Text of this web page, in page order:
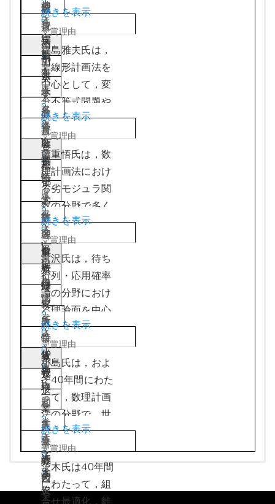
に多岐に渡ると
ともに，様々な
教科書を執筆し
ており，最適化
を中心とするOR
的手法の他分野
へ拡大に関して
多大な貢献を果
たした．日本オ
ペレーション
ズ・リサーチ学
会においては，
副会長，編集理
事，関西支部長
等を歴任し，文
献賞，事例研究
賞，業績賞を受
賞している．
授
・
京
都
大
学
名
誉
教
授
著書を通じて，
数理工学の教
育・普及に多大
な貢献をしてき
た．特に離散凸
解析という分野
を創始し，最近
の25年間に渡っ
て主導的な立場
で研究を進めて
いる．
室田一雄氏は，
2014年に第15回
業績賞を受賞し
ており，数理工
学の様々な分野
で顕著な業績を
挙げてきたこと
が高く評価され
ている．2014年
から2年間は副
会長を務めるな
ど，日本オペレ
ーションズ・リ
サーチ学会の発
展にも寄与して
いる．また，東
京大学，京都大
学，筑波大学，
理
シ
ス
テ
ム
（株）NTTデー
タ数理システ
ム）を設立し，
数理科学とコン
ピュータサイエ
ンスを活用して
さまざまな現実
問題を解決する
日本有数の技術
力をもった企業
に育て上げた．
その一方で，研
究者として非線
形最適化と数理
モデリングの研
究を行い，その
研究成果を国際
学術誌に論文と
して発表すると
ともに，数理計
画法ソフトウェ
アNUOPT（現
Numerical
Optimizer）を
通じて社会に還
元してきた．
これらの業績に
より，山下氏
は，2004年に
教
授
を適用する，OR
本来の実用研究
を実践してき
た．現実のデー
タに基づく精緻
なモデル化を行
い，ORの高度な
手法を駆使して
解決策を導き社
会へフィードバ
ックするとい
う，氏の一貫し
た研究スタイル
により，田園都
市線の遅れの原
因の究明，東日
本大震災地域に
おけるバス時刻
表の提案，東京
オリンピック観
戦客輸送の混雑
分析など，意義
のある事例研究
を数多く発表
し，ORの有用性
を世の中に知ら
しめた．
また，「都市の
OR」研究会では
続きを表示
0
1
5
福
島
雅
夫
南
山
大
学
教
授
・
京
都
大
学
名
誉
教
授
福島雅夫氏は，
非線形計画法を
中心として，変
分不等式問題や
相補性問題など
の均衡問題の研
究に取り組み，
200編を超える
学術論文を発表
し，日本を代表
する研究者とし
て，世界的に高
い評価を得てい
る．また，京都
大学，奈良先端
科学技術大学院
大学において，
多くの優れた研
究者を育成する
とともに，中
国，香港，米国
などの著名研究
者とともに
Pacific
Optimization
Research
Activity Group
続きを表示
4
2
0
1
3
藤
重
悟
京
都
大
学
数
理
解
析
研
究
所
特
任
教
授
・
大
阪
大
学
名
藤重悟氏は，数
理計画法におけ
る劣モジュラ関
数の分野で多く
の卓越した研究
業績をあげてき
た．最大の業績
は，劣モジュラ
関数の理論の体
系化であり，多
面体理論を通じ
て劣モジュラ関
数を研究する枠
組みを確立した
ことである．数
理計画法におけ
る離散最適化問
題の多くは，何
らかの意味で劣
モジュラ関数に
関連しており，
続きを表示
3
2
0
1
1
宮
沢
政
清
東
京
理
科
大
学
教
授
宮沢氏は，待ち
行列・応用確率
論の分野におけ
る理論面を中心
とした研究で多
くの卓越した行
政を挙げられ，
海外の研究者と
の共同研究の成
果も多く，世界
をリードするト
ップクラスの研
究者として知ら
れている．宮沢
氏が著した英文
続きを表示
2
2
0
0
9
小
島
政
和
東
京
工
業
大
学
教
授
小島氏は，およ
そ40年間にわた
って，数理計画
法の分野で，世
界をリードする
研究活動を続け
てこられた．研
究テーマは，初
期の相補性問題
続きを表示
1
2
0
0
7
茨
木
俊
関
西
学
茨木氏は40年間
にわたって，組
研究賞 Research Award
研究賞奨励賞 Research Encourage
Award
業績賞 Achievement Award
普及賞 Contributions Award for
Promoting OR
実施賞 Practice Award
事例研究賞 Case Study Award
※第20回までは事例研究奨励賞
論文賞 Best JORSJ/TORSJ Paper of the
Year
学生論文賞 Student Thesis Award